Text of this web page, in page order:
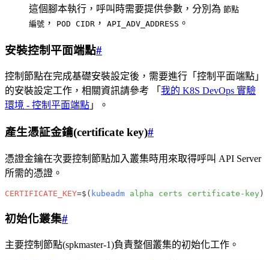
這個腳本執行，呼叫時需要提供參數，分別為 節點
編號 ， POD CIDR ， API_ADV_ADDRESS 。
安裝控制平面端點#
控制節點在完成基礎安裝設定後，需要進行「控制平面端點」
的安裝設定工作，相關資訊請參考 「 我的 K8S DevOps 實驗
環境 - 控制平面端點 」。
產生憑証金鑰(certificate key)#
憑證金鑰在次要控制節點加入叢集時用來取得呼叫 API Server
所需的憑證。
CERTIFICATE_KEY=$( kubeadm alpha certs certificate-key )
初始化叢集#
主要控制節點(spkmaster-1)負責整個叢集的初始化工作。